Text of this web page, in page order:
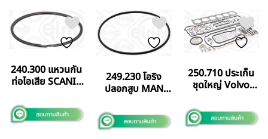
240.300 แหวนกัน
ท่อไอเสีย SCANIA
ELRINGGERMANY
แท้
249.230 โอริง
ปลอกสูบ MAN
GERMANY แท้
250.710 ประเก็น
ชุดใหญ่ Volvo